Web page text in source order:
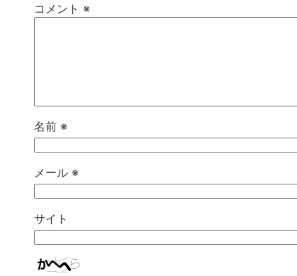
コメント ※
名前 ※
メール ※
サイト